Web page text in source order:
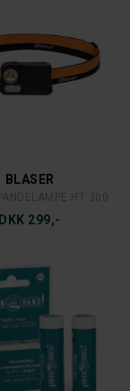
BLASER
DKK 299,-